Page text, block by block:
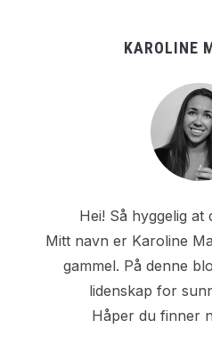
KAROLINE
Hei! Så hyggelig at
Mitt navn er Karoline
gammel. På denne
lidenskap for
Håper du finner